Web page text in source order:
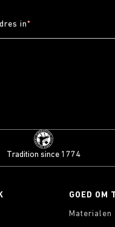
in*
Tradition since 1774
GOED OM
Materialen